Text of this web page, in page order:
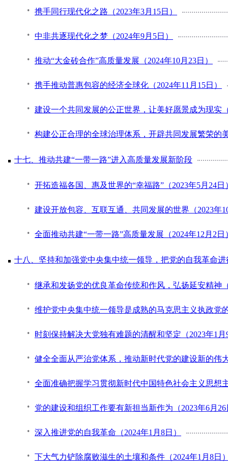
携手同行现代化之路（2023年3月15日）
中非共逐现代化之梦（2024年9月5日）
推动“大金砖合作”高质量发展（2024年10月23日）
携手推动普惠包容的经济全球化（2024年11月15日）
建设一个共同发展的公正世界，让美好愿景成为现实
构建公正合理的全球治理体系，开辟共同发展繁荣的
十七、推动共建“一带一路”进入高质量发展新阶段
开拓造福各国、惠及世界的“幸福路”（2023年5月24日
建设开放包容、互联互通、共同发展的世界（2023年
全面推动共建“一带一路”高质量发展（2024年12月2日
十八、坚持和加强党中央集中统一领导，把党的自我革命进
继承和发扬党的优良革命传统和作风，弘扬延安精神
维护党中央集中统一领导是成熟的马克思主义执政党
时刻保持解决大党独有难题的清醒和坚定（2023年1月
健全全面从严治党体系，推动新时代党的建设新的伟
全面准确把握学习贯彻新时代中国特色社会主义思想
党的建设和组织工作要有新担当新作为（2023年6月26
深入推进党的自我革命（2024年1月8日）
下大气力铲除腐败滋生的土壤和条件（2024年1月8日